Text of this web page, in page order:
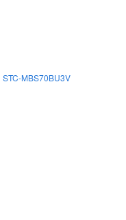
STC-MBS70BU3V